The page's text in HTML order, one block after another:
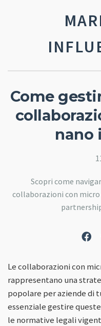
Come
nano
Scopri come
collaborazioni con
Le collaborazioni con
rappresentano una
popolare per aziende di
essenziale gestire
le normative legali